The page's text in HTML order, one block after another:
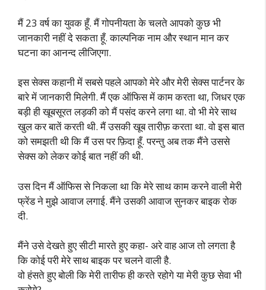
मैं 23 वर्ष का युवक हूँ. मैं गोपनीयता के चलते आपको कुछ भी
जानकारी नहीं दे सकता हूँ. काल्पनिक नाम और स्थान मान कर
घटना का आनन्द लीजिएगा.
इस सेक्स कहानी में सबसे पहले आपको मेरे और मेरी सेक्स पार्टनर के
बारे में जानकारी मिलेगी. मैं एक ऑफिस में काम करता था, जिधर एक
बड़ी ही खूबसूरत लड़की को मैं पसंद करने लगा था. वो भी मेरे साथ
खुल कर बातें करती थी. मैं उसकी खूब तारीफ़ करता था. वो इस बात
को समझती थी कि मैं उस पर फ़िदा हूँ. परन्तु अब तक मैंने उससे
सेक्स को लेकर कोई बात नहीं की थी.
उस दिन मैं ऑफिस से निकला था कि मेरे साथ काम करने वाली मेरी
फ्रेंड ने मुझे आवाज लगाई. मैंने उसकी आवाज सुनकर बाइक रोक
दी.
मैंने उसे देखते हुए सीटी मारते हुए कहा- अरे वाह आज तो लगता है
कि कोई परी मेरे साथ बाइक पर चलने वाली है.
वो हंसते हुए बोली कि मेरी तारीफ ही करते रहोगे या मेरी कुछ सेवा भी